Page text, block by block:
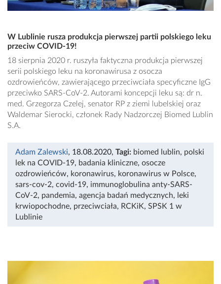
W Lublinie rusza produkcja pierwszej partii polskiego leku
przeciw COVID-19!
18 sierpnia 2020 r. ruszyła faktyczna produkcja pierwszej
serii polskiego leku na koronawirusa z osocza
ozdrowieńców, zawierającego przeciwciała specyficzne IgG
przeciwko SARS-CoV-2. Autorami koncepcji leku są: dr n.
med. Grzegorza Czelej, senator RP z ziemi lubelskiej oraz
Waldemar Sierocki, członek Rady Nadzorczej Biomed Lublin
S.A.
Adam Zalewski, 18.08.2020, Tagi: biomed lublin, polski
lek na COVID-19, badania kliniczne, osocze
ozdrowieńców, koronawirus, koronawirus w Polsce,
sars-cov-2, covid-19, immunoglobulina anty-SARS-
CoV-2, pandemia, agencja badań medycznych, leki
krwiopochodne, przeciwciała, RCKiK, SPSK 1 w
Lublinie